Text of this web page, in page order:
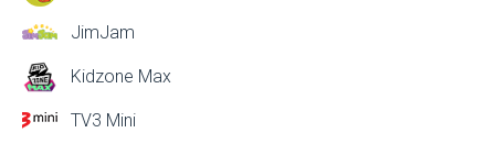
JimJam
Kidzone Max
TV3 Mini